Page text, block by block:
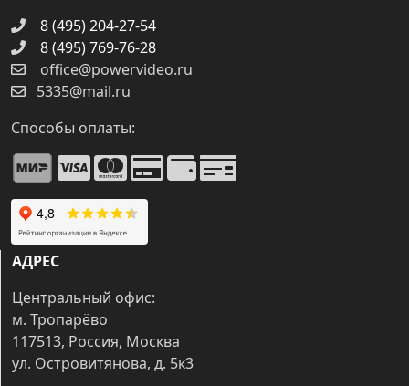
8 (495) 204-27-54
8 (495) 769-76-28
office@powervideo.ru
5335@mail.ru
Способы оплаты:
АДРЕС
Центральный офис:
м. Тропарёво
117513, Россия, Москва
ул. Островитянова, д. 5к3